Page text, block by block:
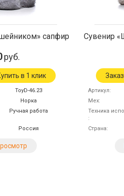
сапфир
руб.
в 1 клик
ToyD-46.23
Норка
Ручная работа
Россия
Сувенир
Артикул
Мех
Техника
Страна